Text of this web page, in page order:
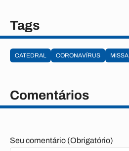
Tags
CATEDRAL CORONAVÍRUS MISSA
Comentários
Seu comentário (Obrigatório)